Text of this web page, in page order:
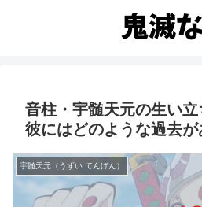
音柱・宇髄天元の生い
彼にはどのような過去
宇髄天元（うずい てんげん）